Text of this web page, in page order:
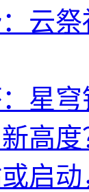
云
星
高度
启